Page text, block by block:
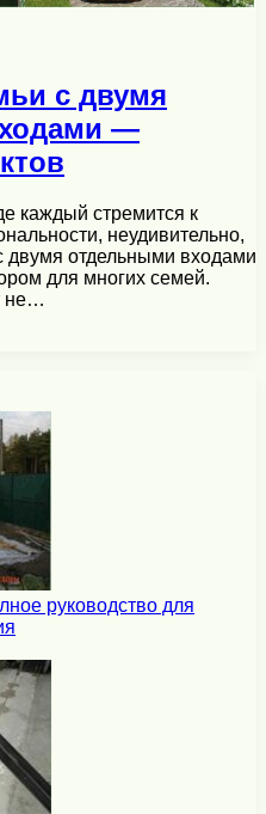
с двумя
—
каждый стремится к
неудивительно,
двумя отдельными входами
для многих семей.
не…
руководство для